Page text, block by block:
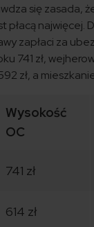
się zasada,
płacą najwięcej.
zapłaci za
741 zł,
zł, a
Wysokość
OC
741 zł
614 zł